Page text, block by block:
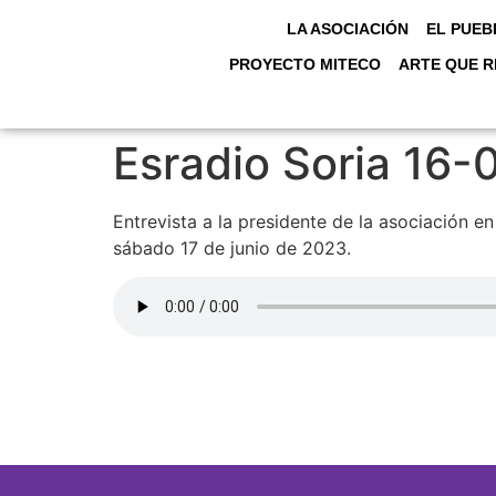
LA ASOCIACIÓN
EL
PROYECTO MITECO
ARTE QUE
Esradio Soria
Entrevista a la presidente de la asociación
sábado 17 de junio de 2023.